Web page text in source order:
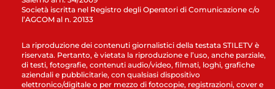
Società iscritta nel Registro degli Operatori di Comunicazione c/o
l’AGCOM al n. 20133
La riproduzione dei contenuti giornalistici della testata STILETV è
riservata. Pertanto, è vietata la riproduzione e l’uso, anche parziale,
di testi, fotografie, contenuti audio/video, filmati, loghi, grafiche
aziendali e pubblicitarie, con qualsiasi dispositivo
elettronico/digitale o per mezzo di fotocopie, registrazioni, cover e